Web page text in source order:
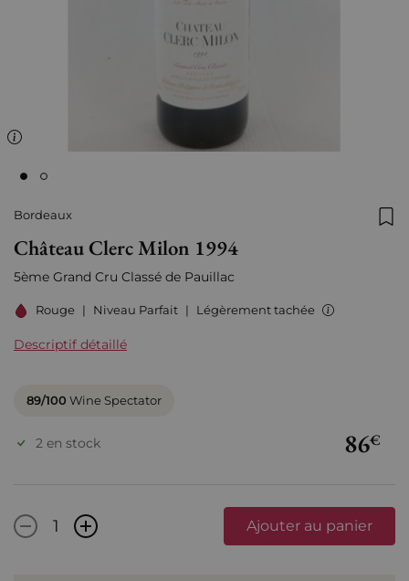
Bordeaux
Château Clerc Milon 1994
5ème Grand Cru Classé de Pauillac
Rouge | Niveau Parfait | Légèrement tachée
Descriptif détaillé
89/100 Wine Spectator
86€
2 en stock
- + Ajouter au panier